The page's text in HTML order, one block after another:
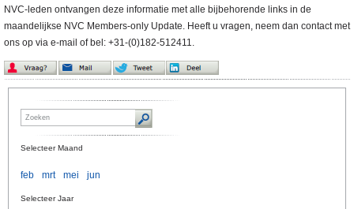
NVC-leden ontvangen deze informatie met alle bijbehorende links in de
maandelijkse NVC Members-only Update. Heeft u vragen, neem dan contact met
ons op via e-mail of bel: +31-(0)182-512411.
Selecteer Maand
feb mrt mei jun
Selecteer Jaar